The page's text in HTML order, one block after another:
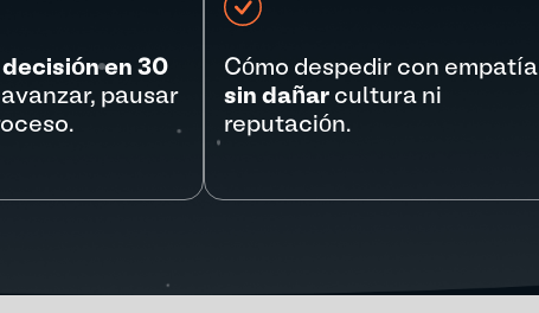
decisión en 30
pausar
Cómo despedir con empatía
sin dañar cultura ni
reputación.